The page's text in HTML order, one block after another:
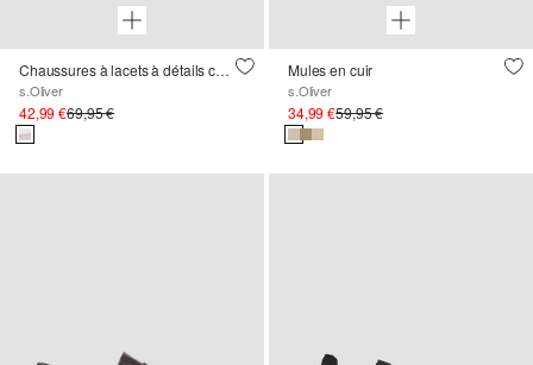
Chaussures à lacets à détails contrastants
s.Oliver
42,99 €69,95 €
Mules en cuir
s.Oliver
34,99 €59,95 €